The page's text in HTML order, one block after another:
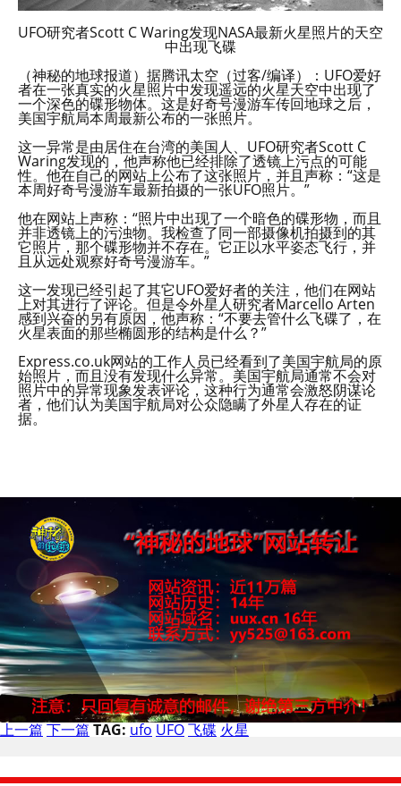
UFO研究者Scott C Waring发现NASA最新火星照片的天空
中出现飞碟
（神秘的地球报道）据腾讯太空（过客/编译）：UFO爱好
者在一张真实的火星照片中发现遥远的火星天空中出现了
一个深色的碟形物体。这是好奇号漫游车传回地球之后，
美国宇航局本周最新公布的一张照片。
这一异常是由居住在台湾的美国人、UFO研究者Scott C
Waring发现的，他声称他已经排除了透镜上污点的可能
性。他在自己的网站上公布了这张照片，并且声称：“这是
本周好奇号漫游车最新拍摄的一张UFO照片。”
他在网站上声称：“照片中出现了一个暗色的碟形物，而且
并非透镜上的污浊物。我检查了同一部摄像机拍摄到的其
它照片，那个碟形物并不存在。它正以水平姿态飞行，并
且从远处观察好奇号漫游车。”
这一发现已经引起了其它UFO爱好者的关注，他们在网站
上对其进行了评论。但是令外星人研究者Marcello Arten
感到兴奋的另有原因，他声称：“不要去管什么飞碟了，在
火星表面的那些椭圆形的结构是什么？”
Express.co.uk网站的工作人员已经看到了美国宇航局的原
始照片，而且没有发现什么异常。美国宇航局通常不会对
照片中的异常现象发表评论，这种行为通常会激怒阴谋论
者，他们认为美国宇航局对公众隐瞒了外星人存在的证
据。
上一篇 下一篇 TAG: ufo UFO飞碟 火星